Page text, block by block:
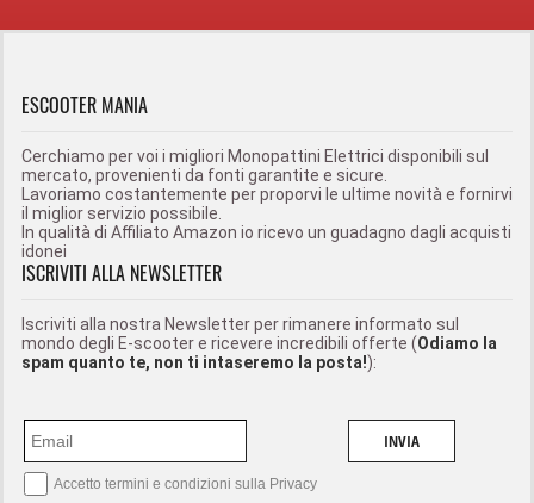
ESCOOTER MANIA
Cerchiamo per voi i migliori Monopattini Elettrici disponibili sul
mercato, provenienti da fonti garantite e sicure.
Lavoriamo costantemente per proporvi le ultime novità e fornirvi
il miglior servizio possibile.
In qualità di Affiliato Amazon io ricevo un guadagno dagli acquisti
idonei
ISCRIVITI ALLA NEWSLETTER
Iscriviti alla nostra Newsletter per rimanere informato sul
mondo degli E-scooter e ricevere incredibili offerte (Odiamo la
spam quanto te, non ti intaseremo la posta!):
INVIA
Accetto termini e condizioni sulla Privacy